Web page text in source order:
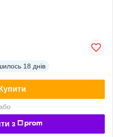
18 днів
Купити
з